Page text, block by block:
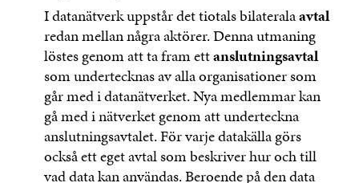
I datanätverk uppstår det tiotals bilateralaavtal
redan mellan några aktörer. Denna utmaning
löstes genom att ta fram ettanslutningsavtal
som undertecknas av alla organisationer som
går med i datanätverket. Nya medlemmar kan
gå med i nätverket genom att underteckna
anslutningsavtalet. För varje datakälla görs
också ett eget avtal som beskriver hur och till
vad data kan användas. Beroende på den data